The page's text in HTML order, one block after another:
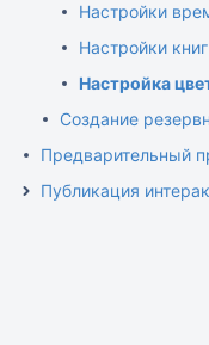
Настройки
Настройки
Настройка
Создание
Предварительный
Публикация